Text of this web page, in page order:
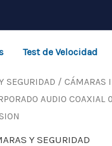
Test de Velocidad
SEGURIDAD / CÁMARAS
AUDIO
Y SEGURIDAD